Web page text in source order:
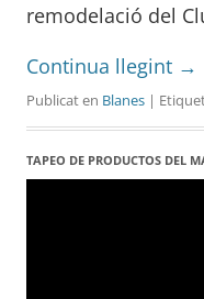
remodelació del
Continua llegint →
Publicat en Blanes |
TAPEO DE PRODUCTOS DEL
Reproductor